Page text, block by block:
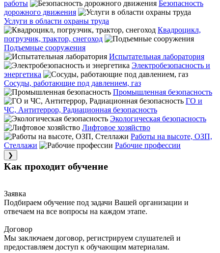
работы
Безопасность
дорожного движения
Услуги в области охраны труда
Квадроцикл,
погрузчик, трактор, снегоход
Подъемные сооружения
Испытательная лаборатория
Электробезопасность и
энергетика
Сосуды, работающие под давлением, газ
Промышленная безопасность
ГО и
ЧС, Антитеррор, Радиационная безопасность
Экологическая безопасность
Лифтовое хозяйство
Работы на высоте, ОЗП,
Стеллажи
Рабочие профессии
❯
Как проходит обучение
Заявка
Подбираем обучение под задачи Вашей организации и
отвечаем на все вопросы на каждом этапе.
Договор
Мы заключаем договор, регистрируем слушателей и
предоставляем доступ к обучающим материалам.